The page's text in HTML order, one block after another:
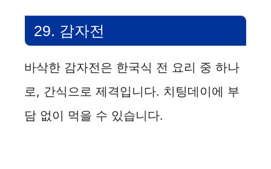
29. 감자전
바삭한 감자전은 한국식 전 요리 중 하나
로, 간식으로 제격입니다. 치팅데이에 부
담 없이 먹을 수 있습니다.